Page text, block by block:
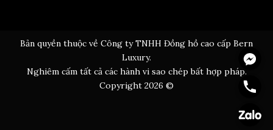
Bản quyền thuộc về Công ty TNHH Đồng hồ cao cấp Bern
Luxury.
Nghiêm cấm tất cả các hành vi sao chép bất hợp pháp.
Copyright 2026 ©
Hotline